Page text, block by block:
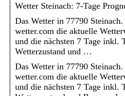
Wetter Steinach: 7-Tage
Das Wetter in 77790
wetter.com die aktuelle
und die nächsten 7 Tage inkl.
Wetterzustand und …
Das Wetter in 77790
wetter.com die aktuelle
und die nächsten 7 Tage inkl.